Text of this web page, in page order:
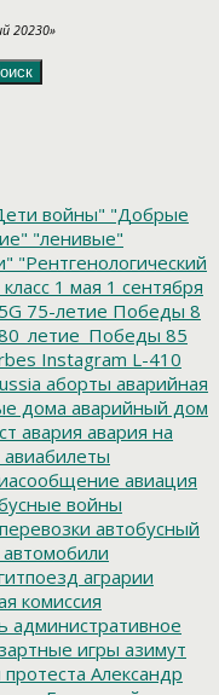
20230»
войны" "Добрые
"ленивые"
"Рентгенологический
класс 1 мая 1 сентября
5G 75-летие Победы 8
85
Instagram L-410
аборты аварийная
дома аварийный дом
авария авария на
авиабилеты
авиация
войны
автобусный
автомобили
аграрии
комиссия
административное
игры азимут
протеста Александр